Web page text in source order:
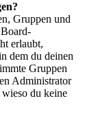
Gruppen und
erlaubt,
dem du deinen
Gruppen
Administrator
du keine